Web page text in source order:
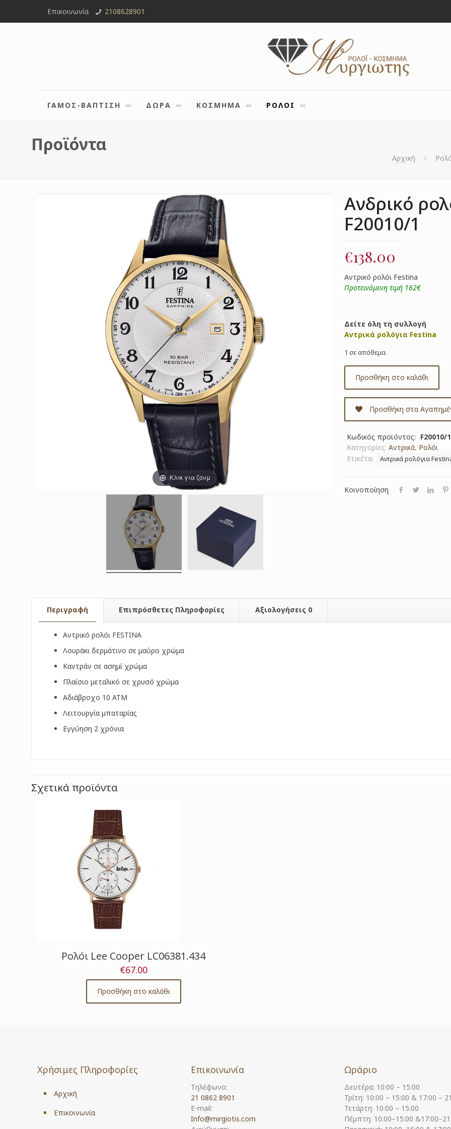
Επικοινωνία 2108628901
ΓΑΜΟΣ-ΒΑΠΤΙΣΗ ΔΩΡΑ ΚΟΣΜΗΜΑ ΡΟΛΟΙ
Προϊόντα
Αρχική
Κλικ για ζουμ
Ανδρικό
F20010/1
€138.00
Aντρικό ρολόι Festina
Προτεινόμενη τιμή 162€
Δείτε όλη τη συλλογή
Αντρικά ρολόγια Festina
1 σε απόθεμα
Προσθήκη στο καλάθι
Προσθήκη στα
Κωδικός προϊόντος: F20010/1
Κατηγορίες: Αντρικά, Ρολόι
Ετικέτα:
Αντρικά ρολόγια
Κοινοποίηση
Περιγραφή Επιπρόσθετες Πληροφορίες Αξιολογήσεις 0
Αντρικό ρολόι FESTINA
Λουράκι δερμάτινο σε μαύρο χρώμα
Καντράν σε ασημί χρώμα
Πλαίσιο μεταλικό σε χρυσό χρώμα
Αδιάβροχο 10 ΑΤΜ
Λειτουργία μπαταρίας
Εγγύηση 2 χρόνια
Σχετικά προϊόντα
Ρολόι Lee Cooper LC06381.434
€67.00
Προσθήκη στο καλάθι
Χρήσιμες Πληροφορίες
Αρχική
Επικοινωνία
Επικοινωνία
Τηλέφωνο:
21 0862 8901
E-mail:
Info@mirgiotis.com
Ωράριο
Δευτέρα: 10:00 – 15:00
Τρίτη: 10:00 – 15:00 & 17:00 –
Τετάρτη: 10:00 – 15:00
Πέμπτη: 10:00–15:00